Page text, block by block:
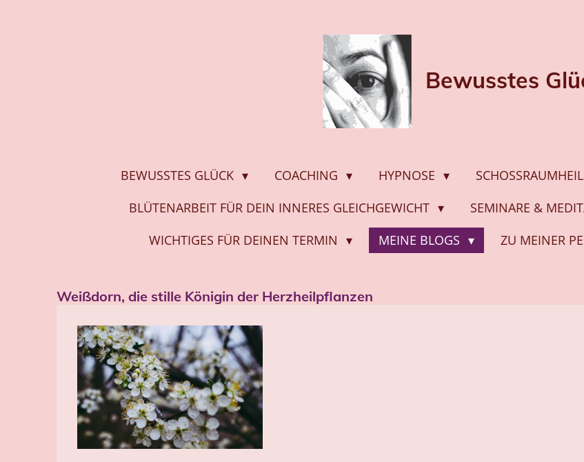
Bewusstes
BEWUSSTES GLÜCK COACHING HYPNOSE
BLÜTENARBEIT FÜR DEIN INNERES GLEICHGEWICHT
SEMINARE &
WICHTIGES FÜR DEINEN TERMIN
MEINE BLOGS ZU MEINER
Weißdorn, die stille Königin der Herzheilpflanzen